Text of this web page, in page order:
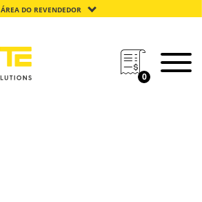
ÁREA DO REVENDEDOR
0